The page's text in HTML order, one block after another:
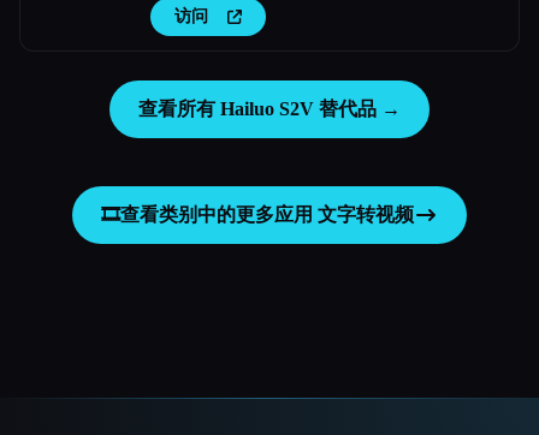
访问
查看所有 Hailuo S2V 替代品 →
🎞️查看类别中的更多应用 文字转视频